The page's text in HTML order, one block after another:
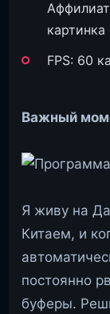
FPS: 60
Важный
Я живу на
Китаем, и
постоянно
буферы.